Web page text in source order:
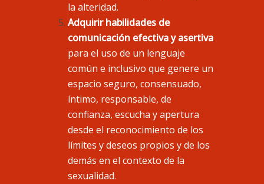
la alteridad.
Adquirir habilidades de
comunicación efectiva y asertiva
para el uso de un lenguaje
común e inclusivo que genere un
espacio seguro, consensuado,
íntimo, responsable, de
confianza, escucha y apertura
desde el reconocimiento de los
límites y deseos propios y de los
demás en el contexto de la
sexualidad.